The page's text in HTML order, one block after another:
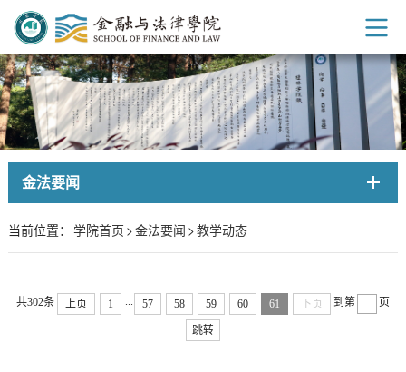
金法要闻
当前位置： 学院首页 >金法要闻 >教学动态
共302条 上页 1 57 58 59 60 61 下页 到第 页
跳转